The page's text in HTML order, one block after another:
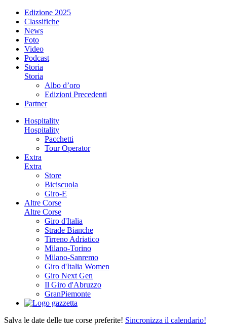
Edizione 2025
Classifiche
News
Foto
Video
Podcast
Storia
Storia
Albo d’oro
Edizioni Precedenti
Partner
Hospitality
Hospitality
Pacchetti
Tour Operator
Extra
Extra
Store
Biciscuola
Giro-E
Altre Corse
Altre Corse
Giro d'Italia
Strade Bianche
Tirreno Adriatico
Milano-Torino
Milano-Sanremo
Giro d'Italia Women
Giro Next Gen
Il Giro d'Abruzzo
GranPiemonte
Salva le date delle tue corse preferite! Sincronizza il calendario!